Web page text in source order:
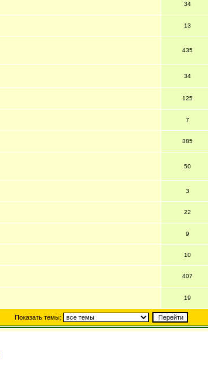
34
13
435
34
125
7
385
50
3
22
9
10
407
19
Показать темы: